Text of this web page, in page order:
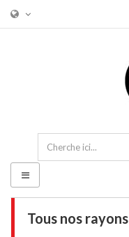
Tous nos rayons
Basculer
la
navigation